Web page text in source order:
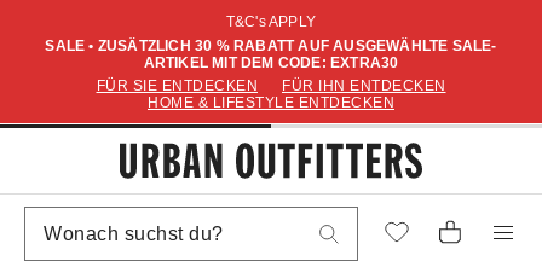
T&C's APPLY
SALE • ZUSÄTZLICH 30 % RABATT AUF AUSGEWÄHLTE SALE-
ARTIKEL MIT DEM CODE: EXTRA30
FÜR SIE ENTDECKEN
FÜR IHN ENTDECKEN
HOME & LIFESTYLE ENTDECKEN